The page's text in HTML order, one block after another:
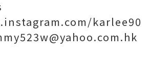
karlee90